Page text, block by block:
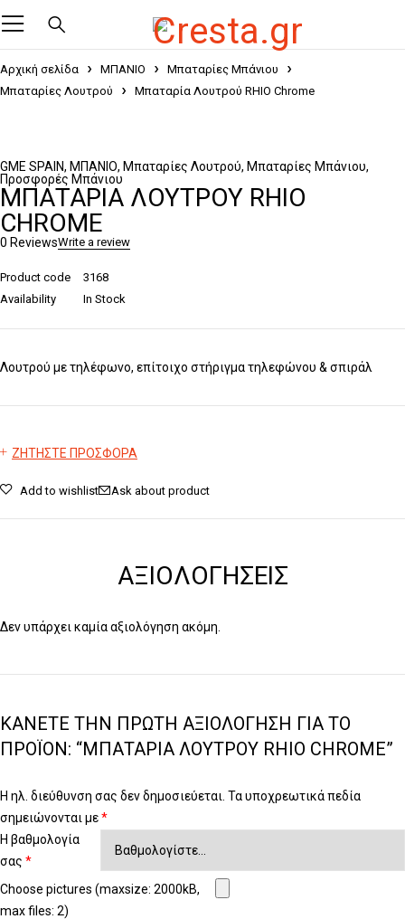
Αρχική σελίδα ΜΠΑΝΙΟ
Μπαταρίες Μπάνιου
Μπαταρίες Λουτρού
Μπαταρία Λουτρού RHIO Chrome
GME SPAIN, ΜΠΑΝΙΟ, Μπαταρίες Λουτρού, Μπαταρίες Μπάνιου,
Προσφορές Μπάνιου
ΜΠΑΤΑΡΊΑ ΛΟΥΤΡΟΎ RHIO
CHROME
0 ReviewsWrite a review
Product code
3168
Availability
In Stock
Λουτρού με τηλέφωνο, επίτοιχο στήριγμα τηλεφώνου & σπιράλ
ΖΗΤΗΣΤΕ ΠΡΟΣΦΟΡΑ
Add to wishlist Ask about product
ΑΞΙΟΛΟΓΉΣΕΙΣ
Δεν υπάρχει καμία αξιολόγηση ακόμη.
ΚΆΝΕΤΕ ΤΗΝ ΠΡΏΤΗ ΑΞΙΟΛΌΓΗΣΗ ΓΙΑ ΤΟ
ΠΡΟΪΌΝ: “ΜΠΑΤΑΡΊΑ ΛΟΥΤΡΟΎ RHIO CHROME”
Η ηλ. διεύθυνση σας δεν δημοσιεύεται. Τα υποχρεωτικά πεδία
σημειώνονται με*
Η βαθμολογία
σας *
Choose pictures (maxsize: 2000kB,
max files: 2)